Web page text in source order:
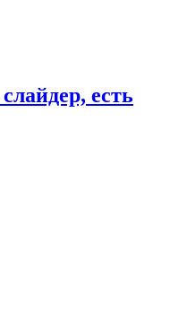
есть